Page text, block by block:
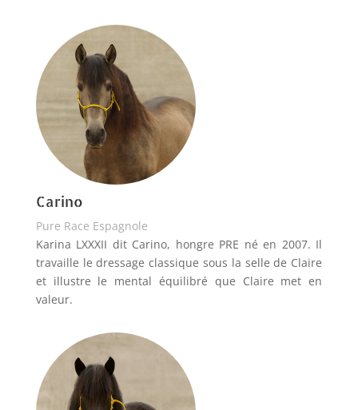
Carino
Pure Race Espagnole
Karina LXXXII dit Carino, hongre PRE né en 2007. Il
travaille le dressage classique sous la selle de Claire
et illustre le mental équilibré que Claire met en
valeur.